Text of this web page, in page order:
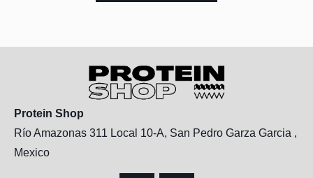
Protein Shop
Río Amazonas 311 Local 10-A, San Pedro Garza Garcia ,
Mexico